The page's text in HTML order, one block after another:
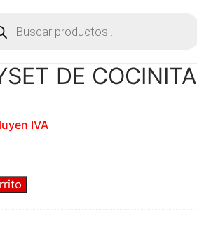
DE COCINITA
IVA